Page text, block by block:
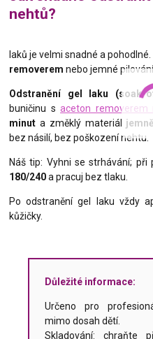
nehtů?
laků je velmi snadné a
removerem nebo jemné
Odstranění gel laku (soak-
buničinu saceton removerem
minut a změklý materiál
bez násilí, bez poškození nehtu.
Náš tip: Vyhni se strhávání; při
180/240a pracuj bez tlaku.
Po odstranění gel laku vždy
kůžičky.
Důležité informace:
Určeno pro
mimo dosah dětí.
Skladování: chraňte